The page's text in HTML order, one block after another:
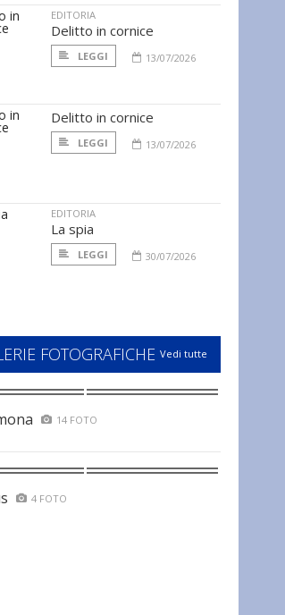
EDITORIA
Delitto in cornice
LEGGI 13/07/2026
Delitto in cornice
LEGGI 13/07/2026
EDITORIA
La spia
LEGGI 30/07/2026
FOTOGRAFICHE Vedi tutte
14 FOTO
4 FOTO